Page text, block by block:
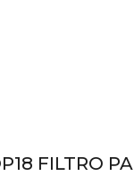
FILTRO